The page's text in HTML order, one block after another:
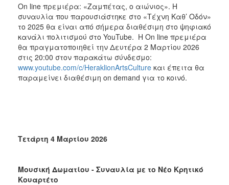
On line πρεμιέρα: «Ζαμπέτας, ο αιώνιος». Η
συναυλία που παρουσιάστηκε στο «Τέχνη Καθ’ Οδόν»
το 2025 θα είναι από σήμερα διαθέσιμη στο ψηφιακό
κανάλι πολιτισμού στο YouTube. Η On line πρεμιέρα
θα πραγματοποιηθεί την Δευτέρα 2 Μαρτίου 2026
στις 20:00 στον παρακάτω σύνδεσμο:
www.youtube.com/c/HeraklionArtsCulture και έπειτα θα
παραμείνει διαθέσιμη on demand για το κοινό.
Τετάρτη 4 Μαρτίου 2026
Μουσική Δωματίου - Συναυλία με το Νέο Κρητικό
Κουαρτέτο